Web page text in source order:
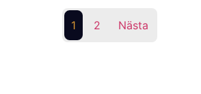
1
2 Nästa